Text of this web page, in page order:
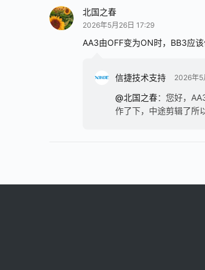
北国之春
2026年5月26日 17:29
AA3由OFF变为ON时，BB3应
信捷技术支持 2026年5
@北国之春： 您好，
作了下，中途剪辑了所